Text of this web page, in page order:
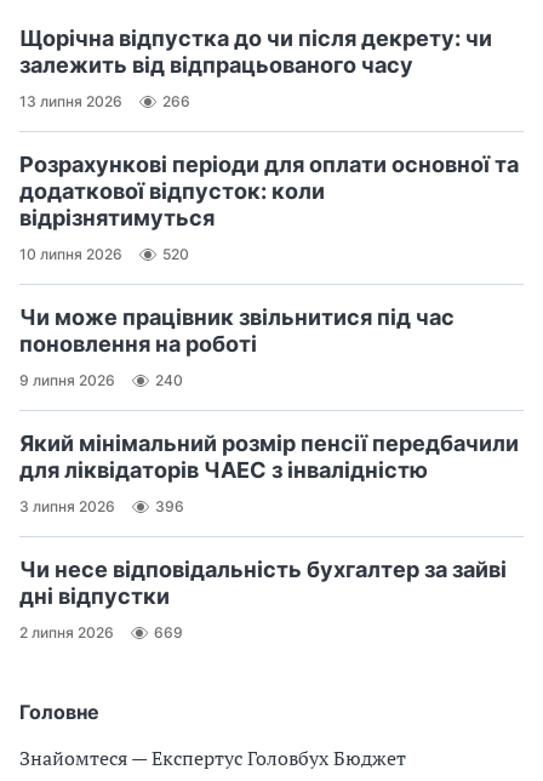
Головне
Знайомтеся — Експертус Головбух Бюджет
Щорічна відпустка до чи після декрету: чи
залежить від відпрацьованого часу
13 липня 2026 266
Розрахункові періоди для оплати основної та
додаткової відпусток: коли
відрізнятимуться
10 липня 2026 520
Чи може працівник звільнитися під час
поновлення на роботі
9 липня 2026 240
Який мінімальний розмір пенсії передбачили
для ліквідаторів ЧАЕС з інвалідністю
3 липня 2026 396
Чи несе відповідальність бухгалтер за зайві
дні відпустки
2 липня 2026 669